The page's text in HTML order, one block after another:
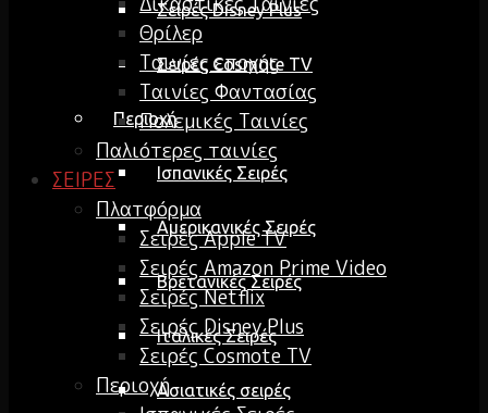
Σειρές Disney Plus
Σειρές Cosmote TV
Περιοχή
Ισπανικές Σειρές
Αμερικανικές Σειρές
Βρετανικές Σειρές
Ιταλικές Σειρές
Ασιατικές σειρές
Θρίλερ
Ταινίες εποχής
Ταινίες Φαντασίας
Πολεμικές Ταινίες
Παλιότερες ταινίες
ΣΕΙΡΕΣ
Πλατφόρμα
Σειρές Apple TV
Σειρές Amazon Prime Video
Σειρές Netflix
Σειρές Disney Plus
Σειρές Cosmote TV
Περιοχή